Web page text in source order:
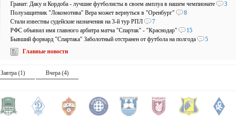
Гранат: Даку и Кордоба - лучшие футболисты в своем амплуа в нашем чемпионате
3
Полузащитник "Локомотива" Вера может вернуться в "Оренбург"
8
Стали известны судейские назначения на 3-й тур РПЛ
7
РФС объявил имя главного арбитра матча "Спартак" - "Краснодар"
15
Бывший форвард "Спартака" Заболотный отстранен от футбола на полгода
5
Главные новости
Завтра (1) Вчера (4)